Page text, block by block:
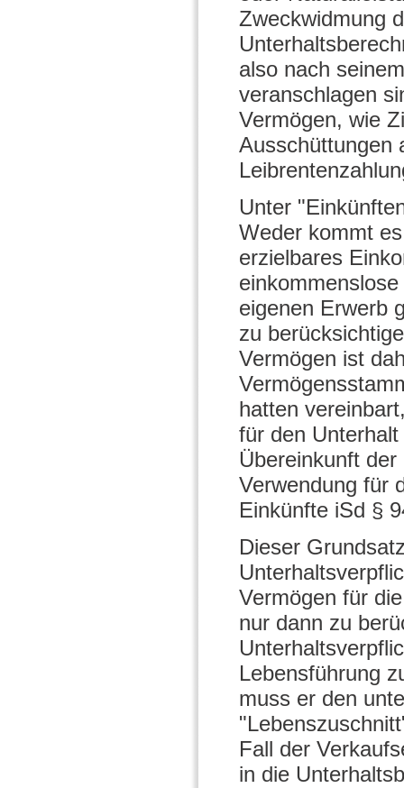
Zweckwidmung
also nach
veranschlagen
Vermögen, wie
Ausschüttungen
Unter
Weder kommt
erzielbares
eigenen Erwerb
zu
Vermögen ist
hatten
für den
Übereinkunft
Verwendung für
Einkünfte iSd §
Dieser
Vermögen für
nur dann zu
Lebensführung
muss er den
Fall der
in die